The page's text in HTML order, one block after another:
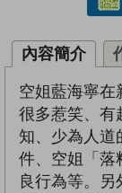
內容簡介
空姐藍海寧在
很多惹笑、有
知、少為人道
件、空姐「落
良行為等。